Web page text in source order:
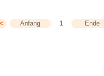
Anfang 1 Ende